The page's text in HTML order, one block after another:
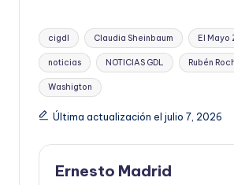
Etiquetas:
cigdl Claudia Sheinbaum El Mayo
noticias NOTICIAS GDL Rubén
Washigton
Última actualización el julio 7, 2026
Ernesto Madrid